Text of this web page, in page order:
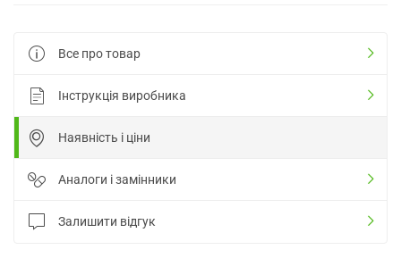
Все про товар
Інструкція виробника
Наявність і ціни
Аналоги і замінники
Залишити відгук